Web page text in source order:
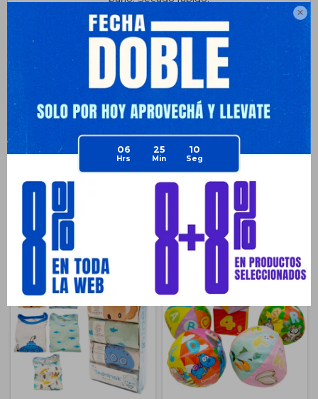

06 25 10
• Colchón Red Splash, para mejorar la inclinación y tener más
contacto con el agua.
Planes de cuotas
Medios de pago
Productos que te pueden interesar